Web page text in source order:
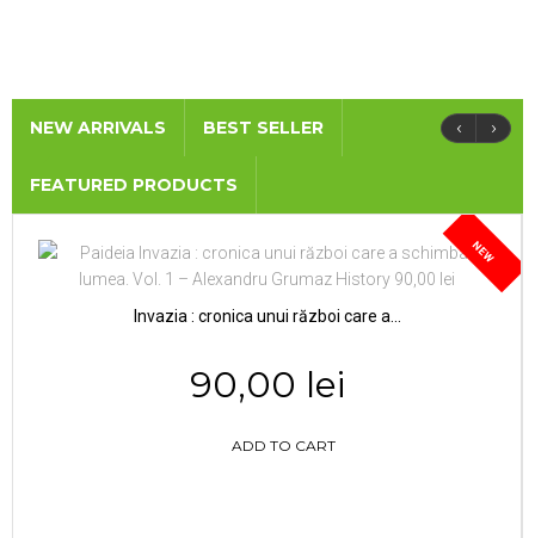
NEW ARRIVALS BEST SELLER
FEATURED PRODUCTS
‹ ›
NEW
Invazia : cronica unui război care a...
90,00 lei
ADD TO CART